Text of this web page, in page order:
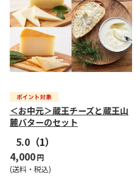
＜お中元＞蔵王チーズと蔵王山
麓バターのセット
5.0 （1）
4,000円
(送料・税込)